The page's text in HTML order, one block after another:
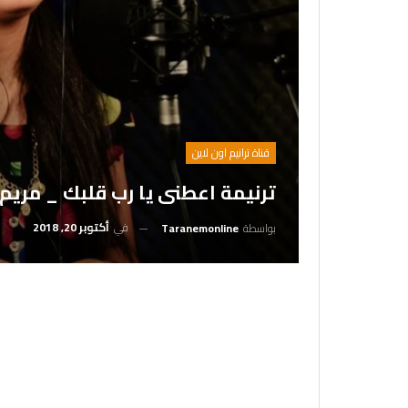
قناة ترانيم اون لاين
ترنيمة اعطنى يا رب قلبك _ مريم
بواسطة Taranemonline في أكتوبر 20, 2018